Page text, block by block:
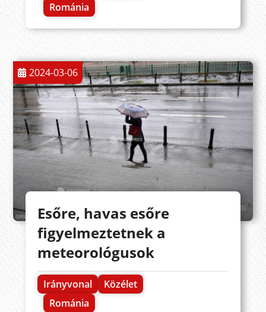
Románia
2024-03-06
Esőre, havas esőre
figyelmeztetnek a
meteorológusok
Irányvonal
Közélet
Románia